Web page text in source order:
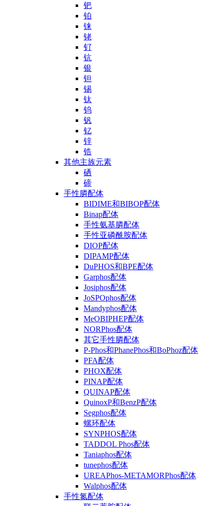
钯
铂
铼
铑
钌
钪
银
钽
锡
钛
钨
钒
钇
锌
锆
其他主族元素
硒
碲
手性膦配体
BIDIME和BIBOP配体
Binap配体
手性氨基膦配体
手性亚磷酰胺配体
DIOP配体
DIPAMP配体
DuPHOS和BPE配体
Garphos配体
Josiphos配体
JoSPOphos配体
Mandyphos配体
MeOBIPHEP配体
NORPhos配体
其它手性膦配体
P-Phos和PhanePhos和BoPhoz配体
PFA配体
PHOX配体
PINAP配体
QUINAP配体
QuinoxP和BenzP配体
Segphos配体
螺环配体
SYNPHOS配体
TADDOL Phos配体
Taniaphos配体
tunephos配体
UREAPhos-METAMORPhos配体
Walphos配体
手性氮配体